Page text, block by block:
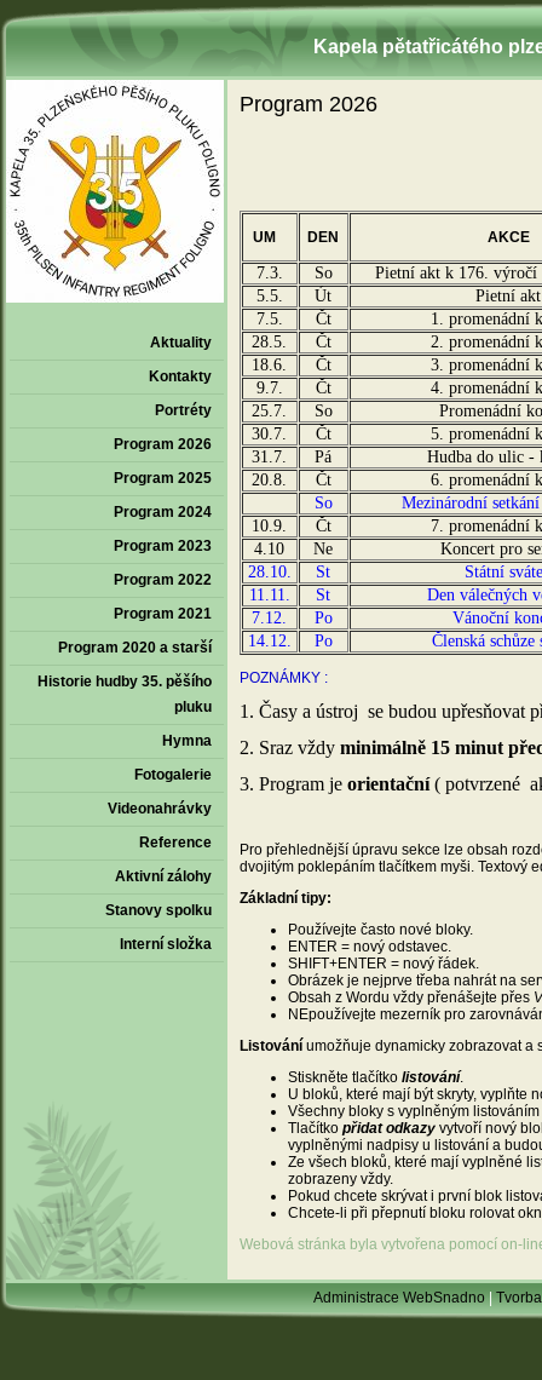
Kapela pětatřicátého
Aktuality
Kontakty
Portréty
Program 2026
Program 2025
Program 2024
Program 2023
Program 2022
Program 2021
Program 2020 a starší
Historie hudby 35. pěšího
pluku
Hymna
Fotogalerie
Videonahrávky
Reference
Aktivní zálohy
Stanovy spolku
Interní složka
Program 2026
UM DEN AKCE
7.3. So
Pietní akt k 176. výročí
5.5.
Út
Pietní akt
7.5.
Čt
1. promenádní
28.5.
Čt
2. promenádní
18.6.
Čt
3. promenádní
9.7.
Čt
4. promenádní
25.7.
So
Promenádní
30.7.
Čt
5. promenádní
31.7.
Pá
Hudba do ulic -
20.8.
Čt
6. promenádní
So
Mezinárodní
10.9.
Čt
7. promenádní
4.10
Ne
Koncert pro
28.10.
St
Státní
11.11.
St
Den válečných
7.12.
Po
Vánoční
14.12.
Po Členská schůze
POZNÁMKY :
1. Časy a ústroj se budou upřesňovat
2. Sraz vždy minimálně 15 minut
3. Program je orientační( potvrzené
Pro přehlednější úpravu sekce lze obsah
dvojitým poklepáním tlačítkem myši. Textový
Základní tipy:
Používejte často nové bloky.
ENTER = nový odstavec.
SHIFT+ENTER = nový řádek.
Obrázek je nejprve třeba nahrát na
Obsah z Wordu vždy přenášejte přes
NEpoužívejte mezerník pro
Listování umožňuje dynamicky zobrazovat a
Stiskněte tlačítko listování.
U bloků, které mají být skryty, vyplňte
Všechny bloky s vyplněným
Tlačítko přidat odkazy vytvoří nový
vyplněnými nadpisy u listování a
Ze všech bloků, které mají vyplněné
zobrazeny vždy.
Pokud chcete skrývat i první blok
Chcete-li při přepnutí bloku rolovat
Webová stránka byla vytvořena pomocí on-
Administrace WebSnadno|